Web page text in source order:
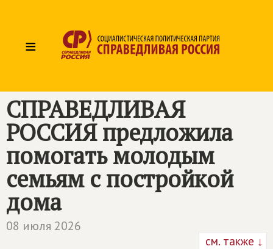
≡
СПРАВЕДЛИВАЯ
РОССИЯпредложила
помогать молодым
семьям с постройкой
дома
08 июля 2026
см. также ↓